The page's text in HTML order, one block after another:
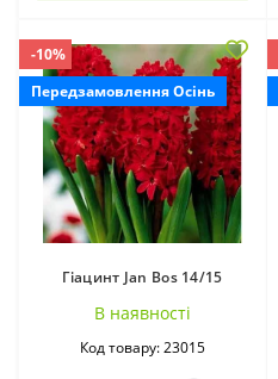
Бегонії (32)
-10%
Передзамовлення Осінь
Гіацинт Jan Bos 14/15
В наявностi
Код товару: 23015